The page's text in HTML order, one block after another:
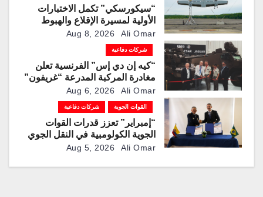
“سيكورسكي” تكمل الاختبارات
الأولية لمسيرة الإقلاع والهبوط
العمودي “نوماد 100”Aug 8, 2026 Ali Omar
شركات دفاعية
“كيه إن دي إس” الفرنسية تعلن
مغادرة المركبة المدرعة “غريفون”
رقم 1000 لخط الإنتاج
Aug 6, 2026 Ali Omar
القوات الجوية شركات دفاعية
“إمبراير” تعزز قدرات القوات
الجوية الكولومبية في النقل الجوي
والتزوّد بالوقود جوًا من خلال
ميلينيوم”
Aug 5, 2026 Ali Omar